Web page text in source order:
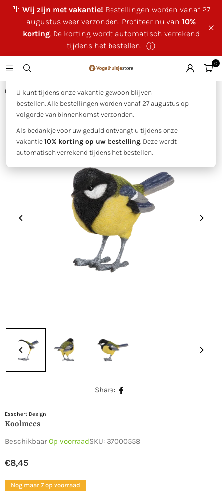
🌴 Wij zijn met vakantie! Bestellingen worden vanaf 27
augustus weer verzonden. Profiteer nu van 10%
korting. De korting wordt automatisch verrekend
tijdens het bestellen. ⓘ
×
U kunt tijdens onze vakantie gewoon blijven
bestellen. Alle bestellingen worden vanaf 27 augustus op
volgorde van binnenkomst verzonden.
Als bedankje voor uw geduld ontvangt u tijdens onze
vakantie10% korting op uw bestelling. Deze wordt
automatisch verrekend tijdens het bestellen.
0
Huis Koolmees
Share:
Esschert Design
Koolmees
BeschikbaarOp voorraadSKU: 37000558
Normale
prijs
€8,45
Nog maar 7 op voorraad